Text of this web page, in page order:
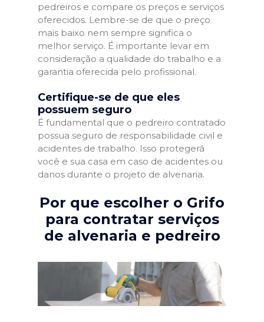
pedreiros e compare os preços e serviços
oferecidos. Lembre-se de que o preço
mais baixo nem sempre significa o
melhor serviço. É importante levar em
consideração a qualidade do trabalho e a
garantia oferecida pelo profissional.
Certifique-se de que eles
possuem seguro
É fundamental que o pedreiro contratado
possua seguro de responsabilidade civil e
acidentes de trabalho. Isso protegerá
você e sua casa em caso de acidentes ou
danos durante o projeto de alvenaria.
Por que escolher o Grifo
para contratar serviços
de alvenaria e pedreiro